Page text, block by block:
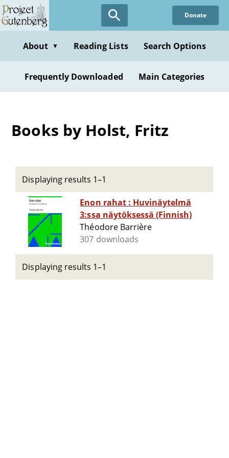
Skip
to
content
Donate
About ▼ Reading Lists Search Options
Frequently Downloaded Main Categories
Books by Holst, Fritz
Displaying results 1–1
Enon rahat : Huvinäytelmä
3:ssa näytöksessä (Finnish)
Théodore Barrière
307 downloads
Displaying results 1–1